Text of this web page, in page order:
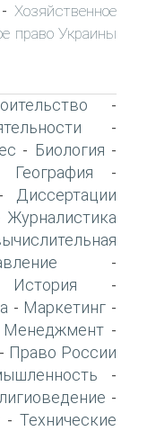
- Хозяйственное
право Украины
-
-
- Биология -
География -
Диссертации
Журналистика
-
История -
- Маркетинг -
Менеджмент -
- Право России
-
-
- Технические